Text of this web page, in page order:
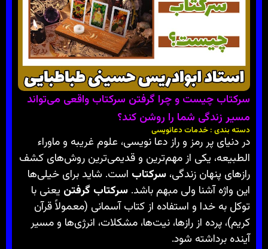
سرکتاب چیست و چرا گرفتن سرکتاب واقعی می‌تواند
مسیر زندگی شما را روشن کند؟
دسته بندی : خدمات دعانویسی
در دنیای پر رمز و راز دعا نویسی، علوم غریبه و ماوراء
الطبیعه، یکی از مهم‌ترین و قدیمی‌ترین روش‌های کشف
رازهای پنهان زندگی، سرکتاب است. شاید برای خیلی‌ها
این واژه آشنا ولی مبهم باشد. سرکتاب گرفتن یعنی با
توکل به خدا و استفاده از کتاب آسمانی (معمولاً قرآن
کریم)، پرده از رازها، نیت‌ها، مشکلات، انرژی‌ها و مسیر
آینده برداشته شود.